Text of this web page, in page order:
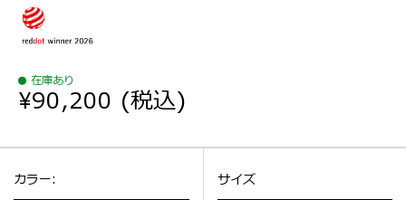
在庫あり
¥90,200 (税込)
サイズ
選択：
サイズ
選択：
カラー: